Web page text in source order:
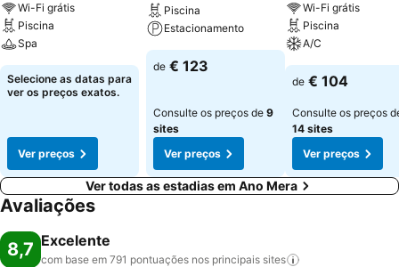
Wi-Fi grátis
Piscina
Spa
Selecione as datas para
ver os preços exatos.
Ver preços
Piscina
Estacionamento
de € 123
Consulte os preços de 9
sites
Ver preços
Wi-Fi grátis
Piscina
A/C
de € 104
Consulte os preços
14 sites
Ver preços
Ver todas as estadias em Ano Mera
Avaliações
8,7 Excelente
com base em 791 pontuações nos principais sites